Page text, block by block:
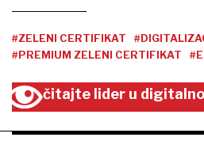
#ZELENI CERTIFIKAT
#PREMIUM ZELENI CERTIFIKAT
čitajte lider u